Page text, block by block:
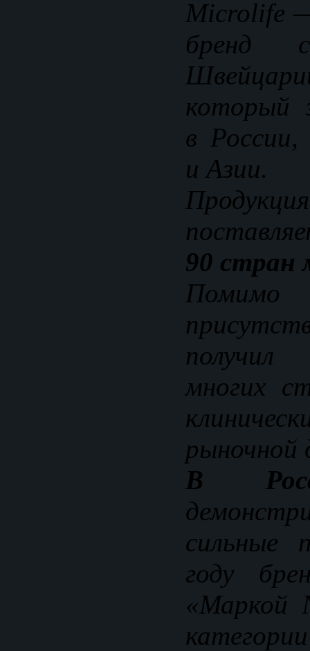
Microlife
бренд
который
в России,
и Азии.
90 стран
Помимо
многих
рыночной
В
сильные
году
«Маркой